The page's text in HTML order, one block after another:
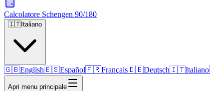
Calcolatore Schengen 90/180
🇮🇹Italiano
🇬🇧English🇪🇸Español🇫🇷Français🇩🇪Deutsch🇮🇹Italiano
Apri menu principale